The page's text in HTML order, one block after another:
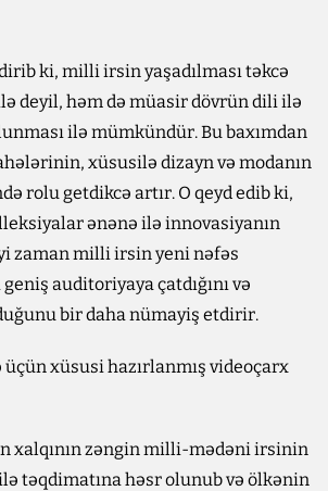
ki, milli irsin yaşadılması təkcə
deyil, həm də müasir dövrün dili ilə
ilə mümkündür. Bu baxımdan
xüsusilə dizayn və modanın
rolu getdikcə artır. O qeyd edib ki,
ənənə ilə innovasiyanın
zaman milli irsin yeni nəfəs
geniş auditoriyaya çatdığını və
bir daha nümayiş etdirir.
xüsusi hazırlanmış videoçarx
xalqının zəngin milli-mədəni irsinin
təqdimatına həsr olunub və ölkənin